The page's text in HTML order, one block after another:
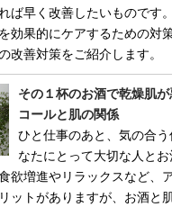
ば早く改善したいものです
効果的にケアするための対
改善対策をご紹介します。
その１杯のお酒で乾燥肌
コールと肌の関係
ひと仕事のあと、気の合
なたにとって大切な人と
欲増進やリラックスなど、
ットがありますが、お酒と